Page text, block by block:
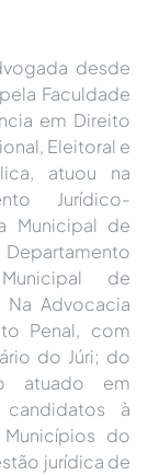
desde
Faculdade
em Direito
Eleitoral e
atuou na
Jurídico-
Municipal de
de
Na Advocacia
Penal, com
do Júri; do
atuado em
à
do
jurídica de